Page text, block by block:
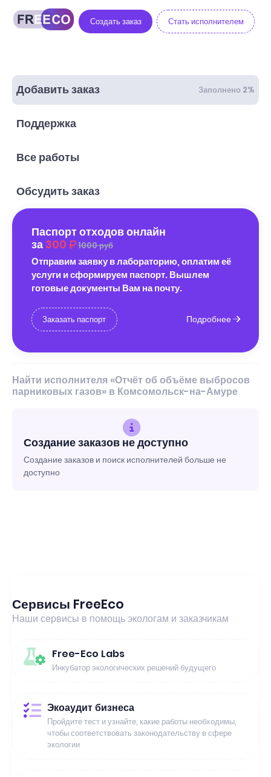
Создать заказ Стать исполнителем
Добавить заказ Заполнено 2%
Поддержка
Все работы
Обсудить заказ
Паспорт отходов онлайн
за 300 1000 руб
Отправим заявку в лабораторию, оплатим её
услуги и сформируем паспорт. Вышлем
готовые документы Вам на почту.
Заказать паспорт Подробнее
Найти исполнителя «Отчёт об объёме выбросов
парниковых газов» в Комсомольск-на-Амуре
Создание заказов не доступно
Создание заказов и поиск исполнителей больше не
доступно
Сервисы FreeEco
Наши сервисы в помощь экологам и заказчикам
Free-Eco Labs
Инкубатор экологических решений будущего
Экоаудит бизнеса
Пройдите тест и узнайте, какие работы необходимы,
чтобы соответствовать законодательству в сфере
экологии